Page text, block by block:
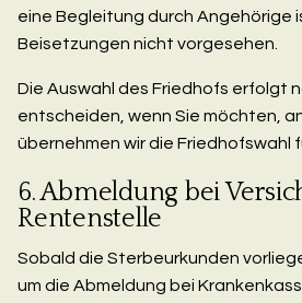
eine Begleitung durch Angehörige
Beisetzungen nicht vorgesehen.
Die Auswahl des Friedhofs erfolgt
entscheiden, wenn Sie möchten,
übernehmen wir die Friedhofswahl
6. Abmeldung bei
Rentenstelle
Sobald die Sterbeurkunden
um die Abmeldung bei